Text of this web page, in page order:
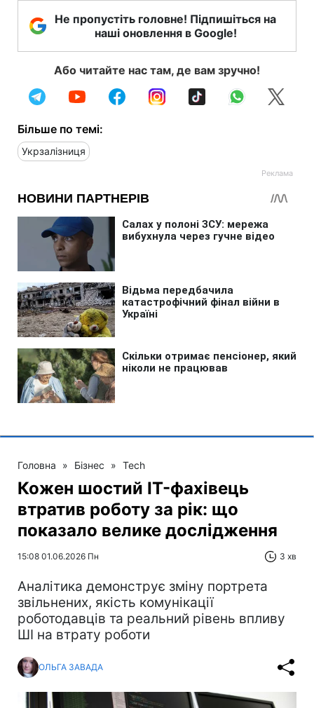
Не пропустіть головне! Підпишіться на
наші оновлення в Google!
Або читайте нас там, де вам зручно!
Більше по темі:
Укрзалізниця
Головна » Бізнес » Tech
Кожен шостий IT-фахівець
втратив роботу за рік: що
показало велике дослідження
15:08 01.06.2026 Пн 3 хв
Аналітика демонструє зміну портрета
звільнених, якість комунікації
роботодавців та реальний рівень впливу
ШІ на втрату роботи
ОЛЬГА ЗАВАДА